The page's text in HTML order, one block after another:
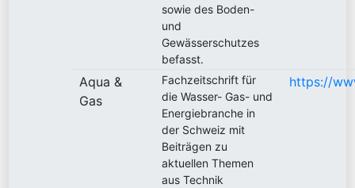
sowie des Boden-
und
Gewässerschutzes
befasst.
Aqua &
Gas
Fachzeitschrift für
die Wasser- Gas- und
Energiebranche in
der Schweiz mit
Beiträgen zu
aktuellen Themen
aus Technik
https://